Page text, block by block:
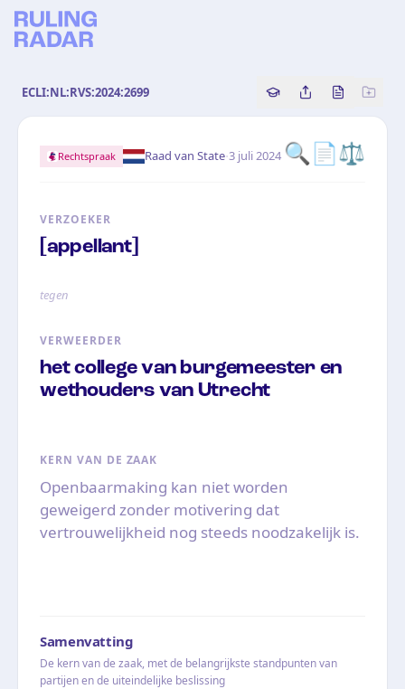
ECLI:NL:RVS:2024:2699 Copy source
Share this
Bekijk
🔍📄⚖️
Rechtspraak Raad van State·3 juli 2024
VERZOEKER
[appellant]
tegen
VERWEERDER
het college van burgemeester en
wethouders van Utrecht
KERN VAN DE ZAAK
Openbaarmaking kan niet worden
geweigerd zonder motivering dat
vertrouwelijkheid nog steeds noodzakelijk is.
Samenvatting
De kern van de zaak, met de belangrijkste standpunten van
partijen en de uiteindelijke beslissing